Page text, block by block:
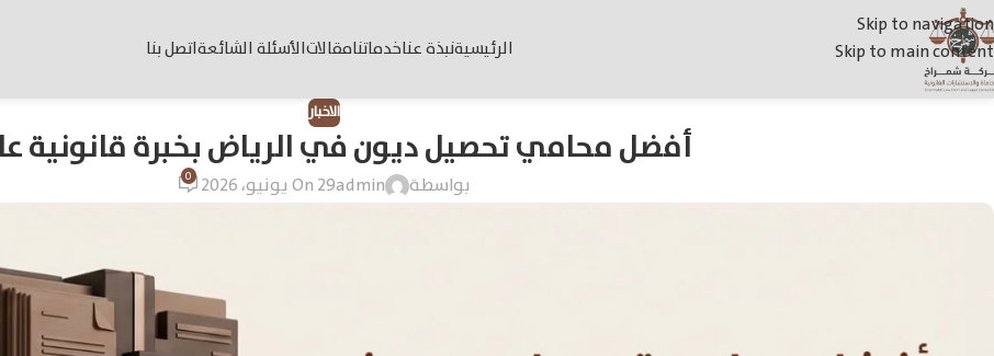
Skip to navigation
Skip to main content
الرئيسيةنبذة عناخدماتنامقالاتالأسئلة الشائعةاتصل بنا
الاخبار
أفضل محامي تحصيل ديون في الرياض بخبرة قانونية
بواسطة adminOn 29 يونيو، 2026 0